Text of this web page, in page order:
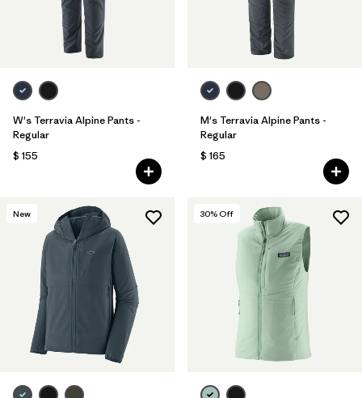
W's Terravia Alpine Pants -
Regular
$ 155
M's Terravia Alpine Pants -
Regular
$ 165
New 30% Off